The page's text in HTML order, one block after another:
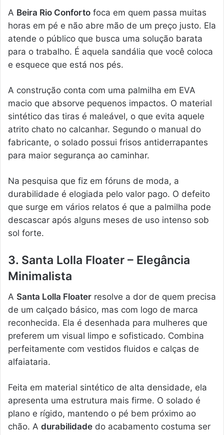
A Beira Rio Conforto foca em quem passa muitas
horas em pé e não abre mão de um preço justo. Ela
atende o público que busca uma solução barata
para o trabalho. É aquela sandália que você coloca
e esquece que está nos pés.
A construção conta com uma palmilha em EVA
macio que absorve pequenos impactos. O material
sintético das tiras é maleável, o que evita aquele
atrito chato no calcanhar. Segundo o manual do
fabricante, o solado possui frisos antiderrapantes
para maior segurança ao caminhar.
Na pesquisa que fiz em fóruns de moda, a
durabilidade é elogiada pelo valor pago. O defeito
que surge em vários relatos é que a palmilha pode
descascar após alguns meses de uso intenso sob
sol forte.
3. Santa Lolla Floater – Elegância
Minimalista
A Santa Lolla Floater resolve a dor de quem precisa
de um calçado básico, mas com logo de marca
reconhecida. Ela é desenhada para mulheres que
preferem um visual limpo e sofisticado. Combina
perfeitamente com vestidos fluidos e calças de
alfaiataria.
Feita em material sintético de alta densidade, ela
apresenta uma estrutura mais firme. O solado é
plano e rígido, mantendo o pé bem próximo ao
chão. A durabilidade do acabamento costuma ser